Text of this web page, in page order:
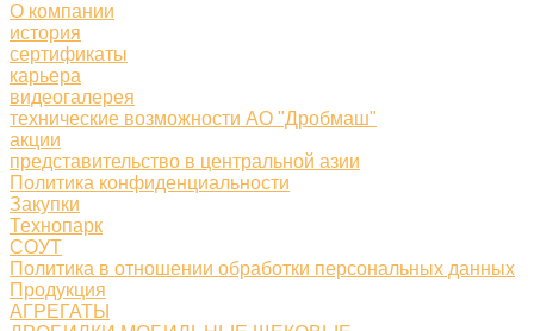
О компании
история
сертификаты
карьера
видеогалерея
технические возможности АО "Дробмаш"
акции
представительство в центральной азии
Политика конфиденциальности
Закупки
Технопарк
СОУТ
Политика в отношении обработки персональных данных
Продукция
АГРЕГАТЫ